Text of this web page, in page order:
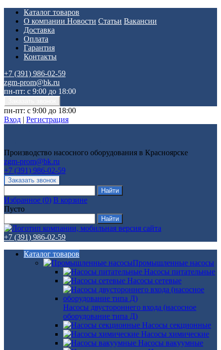
Каталог товаров
О компании Новости Статьи Вакансии
Доставка
Оплата
Гарантия
Контакты
+7 (391) 986-02-59
zgm-prom@bk.ru
пн-пт: с 9:00 до 18:00
пн-пт: с 9:00 до 18:00
Вход | Регистрация
Производство насосного оборудования в Красноярске
zgm-prom@bk.ru
+7 (391) 986-02-59
Избранное (0) В корзине
Пусто
+7 (391) 986-02-59
Каталог товаров
Промышленные насосы
Насосы питательные
Насосы сетевые
Насосы двустороннего входа (насосное
оборудование типа Д)
Насосы секционные
Насосы химические
Насосы вакуумные